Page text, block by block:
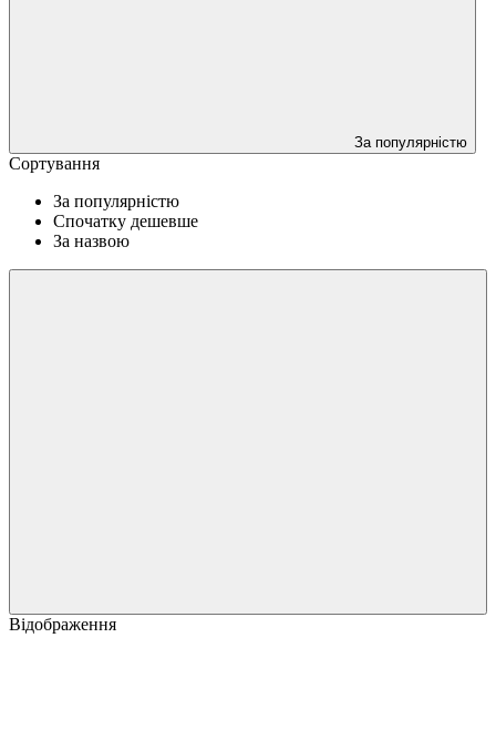
За популярністю
Сортування
За популярністю
Спочатку дешевше
За назвою
Відображення